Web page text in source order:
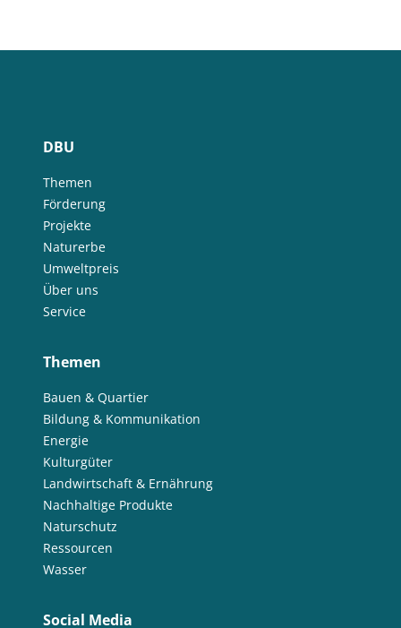
DBU
Themen
Förderung
Projekte
Naturerbe
Umweltpreis
Über uns
Service
Themen
Bauen & Quartier
Bildung & Kommunikation
Energie
Kulturgüter
Landwirtschaft & Ernährung
Nachhaltige Produkte
Naturschutz
Ressourcen
Wasser
Social Media